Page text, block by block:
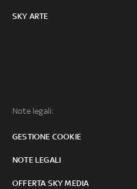
SKY ARTE
Note legali:
GESTIONE COOKIE
NOTE LEGALI
OFFERTA SKY MEDIA